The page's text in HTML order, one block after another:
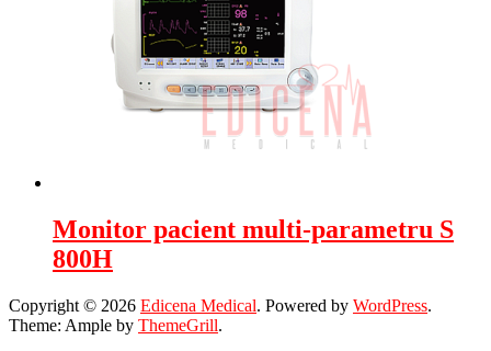
Monitor pacient multi-parametru S
800H
Copyright © 2026 Edicena Medical. Powered by WordPress.
Theme: Ample by ThemeGrill.